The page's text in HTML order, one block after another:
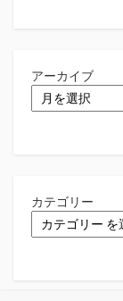
アーカイブ
カテゴリー